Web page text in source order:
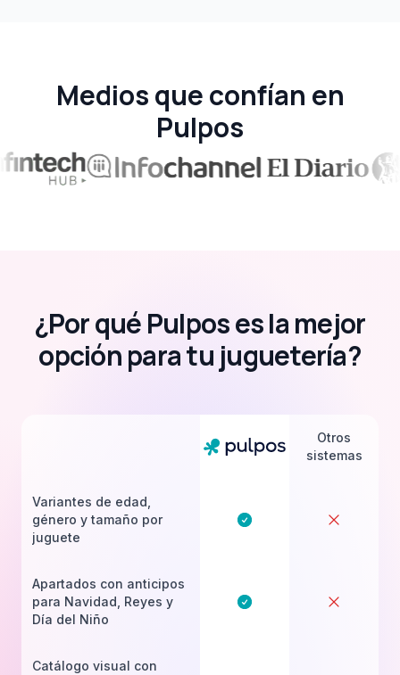
Medios que confían en
Pulpos
¿Por qué Pulpos es la mejor
opción para tu juguetería?
Otros
sistemas
Variantes de edad,
género y tamaño por
juguete
Apartados con anticipos
para Navidad, Reyes y
Día del Niño
Catálogo visual con